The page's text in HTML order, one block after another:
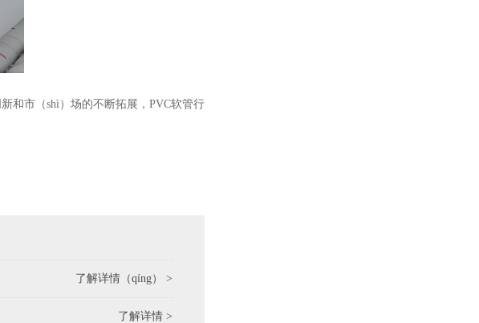
和市（shì）场的不断拓展，PVC软管行
了解详情（qíng） >
了解详情 >